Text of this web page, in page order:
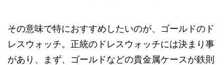
その意味で特におすすめしたいのが、ゴールドのド
レスウォッチ。正統のドレスウォッチには決まり事
があり、まず、ゴールドなどの貴金属ケースが鉄則